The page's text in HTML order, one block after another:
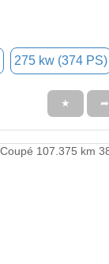
275 kw (374 PS)
★ ➦